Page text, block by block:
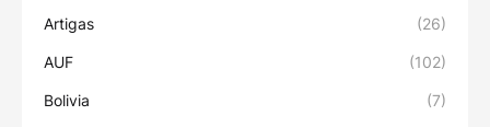
Artigas (26)
AUF (102)
Bolivia (7)